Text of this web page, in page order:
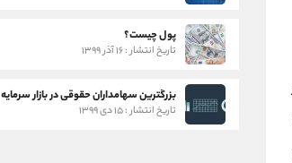
پول چیست؟
تاریخ انتشار : ۱۶ آذر ۱۳۹۹
بزرگترین سهامداران حقوقی در بازار سرمایه
تاریخ انتشار : ۱۵ دی ۱۳۹۹